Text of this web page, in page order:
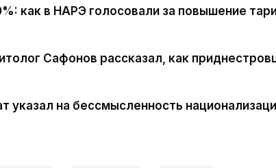
как в НАРЭ голосовали за повышение
Сафонов рассказал, как
указал на бессмысленность